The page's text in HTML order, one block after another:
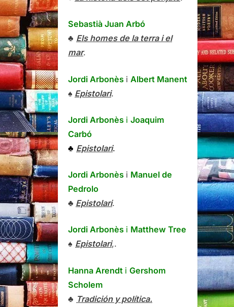
Sebastià Juan Arbó
♣ Els homes de la terra i el
mar.
Jordi Arbonès i Albert Manent
♠ Epistolari.
Jordi Arbonès i Joaquim
Carbó
♣ Epistolari.
Jordi Arbonès i Manuel de
Pedrolo
♣ Epistolari.
Jordi Arbonès i Matthew Tree
♠ Epistolari,.
Hanna Arendt i Gershom
Scholem
♣ Tradición y política.